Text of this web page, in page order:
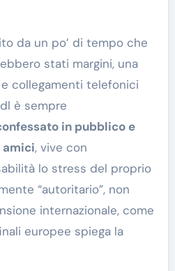
da un po’ di tempo che
stati margini, una
collegamenti telefonici
è sempre
in pubblico e
amici, vive con
lo stress del proprio
“autoritario”, non
internazionale, come
europee spiega la